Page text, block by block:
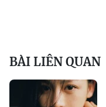
BÀI LIÊN QUAN